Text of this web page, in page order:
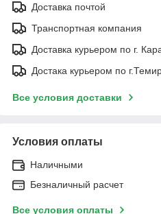
Доставка почтой
Транспортная компания
Доставка курьером по г.
Достака курьером по
Все условия доставки
Условия оплаты
Наличными
Безналичный расчет
Все условия оплаты